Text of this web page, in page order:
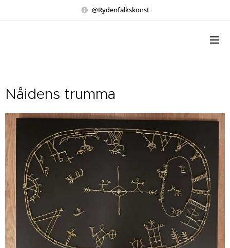
@Rydenfalkskonst
Nåidens trumma